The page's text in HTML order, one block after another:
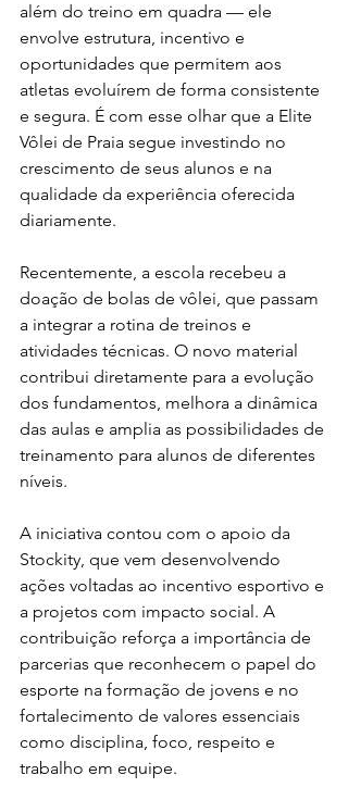
além do treino em quadra — ele
envolve estrutura, incentivo e
oportunidades que permitem aos
atletas evoluírem de forma consistente
e segura. É com esse olhar que a Elite
Vôlei de Praia segue investindo no
crescimento de seus alunos e na
qualidade da experiência oferecida
diariamente.
Recentemente, a escola recebeu a
doação de bolas de vôlei, que passam
a integrar a rotina de treinos e
atividades técnicas. O novo material
contribui diretamente para a evolução
dos fundamentos, melhora a dinâmica
das aulas e amplia as possibilidades de
treinamento para alunos de diferentes
níveis.
A iniciativa contou com o apoio da
Stockity, que vem desenvolvendo
ações voltadas ao incentivo esportivo e
a projetos com impacto social. A
contribuição reforça a importância de
parcerias que reconhecem o papel do
esporte na formação de jovens e no
fortalecimento de valores essenciais
como disciplina, foco, respeito e
trabalho em equipe.